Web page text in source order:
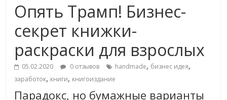
Опять Трамп! Бизнес-
секрет книжки-
раскраски для взрослых
05.02.2020 0 отзывов handmade, бизнес идея,
заработок, книги, книгоиздание
Парадокс, но бумажные варианты